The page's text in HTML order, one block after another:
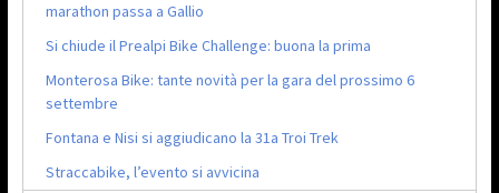
marathon passa a Gallio
Si chiude il Prealpi Bike Challenge: buona la prima
Monterosa Bike: tante novità per la gara del prossimo 6
settembre
Fontana e Nisi si aggiudicano la 31a Troi Trek
Straccabike, l’evento si avvicina